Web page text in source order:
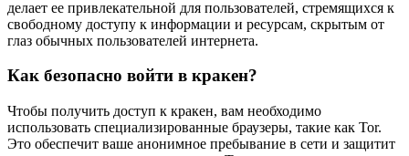
делает ее привлекательной для пользователей, стремящихся к
свободному доступу к информации и ресурсам, скрытым от
глаз обычных пользователей интернета.
Как безопасно войти в кракен?
Чтобы получить доступ к кракен, вам необходимо
использовать специализированные браузеры, такие как Tor.
Это обеспечит ваше анонимное пребывание в сети и защитит